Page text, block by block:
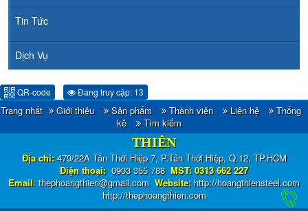
Tin Tức
Dịch Vụ
QR-code Đang truy cập: 13
Trang nhất Giới thiệu Sản phẩm Thành viên Liên hệ
Thống
kê
Tìm kiếm
CÔNG TY TNHH ĐẦU TƯ TM - XNK HOÀNG
THIÊN
Địa chỉ:479/22A Tân Thới Hiệp 7, P.Tân Thới Hiệp, Q.12, TP.HCM
Điện thoại: 0903 355 788 MST: 0313 662 227
Email: thephoangthien@gmail.com Website: http://hoangthiensteel.com
http://thephoangthien.com